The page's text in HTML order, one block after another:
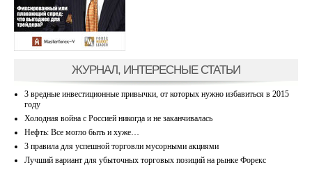
ЖУРНАЛ, ИНТЕРЕСНЫЕ СТАТЬИ
3 вредные инвестиционные привычки, от которых нужно избавиться в 2015
году
Холодная война с Россией никогда и не заканчивалась
Нефть: Все могло быть и хуже…
3 правила для успешной торговли мусорными акциями
Лучший вариант для убыточных торговых позиций на рынке Форекс